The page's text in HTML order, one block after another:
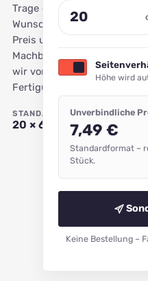
Trage deine
Wunschmaße ein.
Preis und
Machbarkeit prüfen
wir vor der
Fertigung.
STANDARDFORMAT
20 × 6,8 cm
Höhe wird
Unverbindliche
7,49 €
Standardformat –
Stück.
Keine Bestellung –